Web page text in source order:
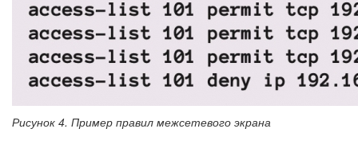
Рисунок 4. Пример правил межсетевого экрана